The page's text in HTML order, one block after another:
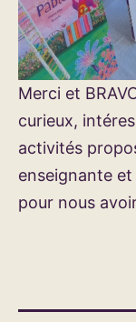
Merci et
curieux,
activités
enseignante
pour nous